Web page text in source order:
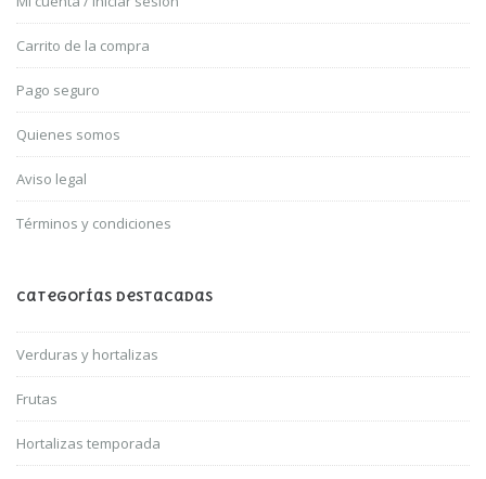
Carrito de la compra
Pago seguro
Quienes somos
Aviso legal
Términos y condiciones
Categorías Destacadas
Verduras y hortalizas
Frutas
Hortalizas temporada